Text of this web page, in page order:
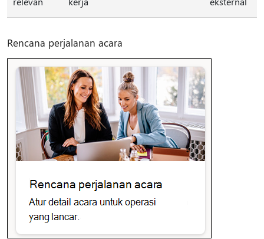
Rencana perjalanan acara